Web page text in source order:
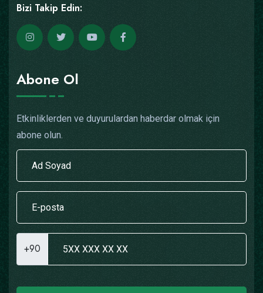
Bizi Takip Edin:
Abone Ol
Etkinliklerden ve duyurulardan haberdar olmak için
abone olun.
+90